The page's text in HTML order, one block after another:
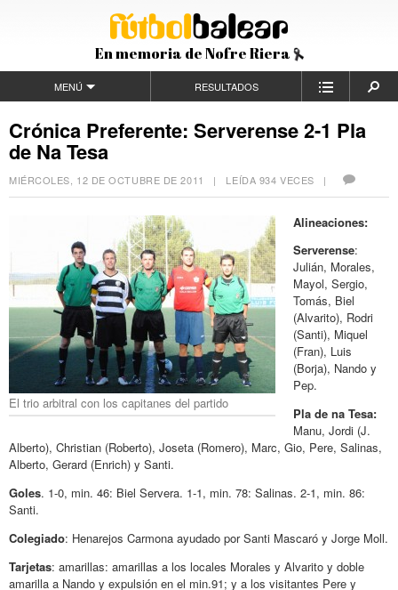
En memoria de Nofre Riera
MENÚ RESULTADOS
Crónica Preferente: Serverense 2-1 Pla
de Na Tesa
MIÉRCOLES, 12 DE OCTUBRE DE 2011 | LEÍDA 934 VECES |
El trio arbitral con los capitanes del partido
Alineaciones:
Serverense:
Julián, Morales,
Mayol, Sergio,
Tomás, Biel
(Alvarito), Rodri
(Santi), Miquel
(Fran), Luis
(Borja), Nando y
Pep.
Pla de na Tesa:
Manu, Jordi (J.
Alberto), Christian (Roberto), Joseta (Romero), Marc, Gio, Pere, Salinas,
Alberto, Gerard (Enrich) y Santi.
Goles. 1-0, min. 46: Biel Servera. 1-1, min. 78: Salinas. 2-1, min. 86:
Santi.
Colegiado: Henarejos Carmona ayudado por Santi Mascaró y Jorge Moll.
Tarjetas: amarillas: amarillas a los locales Morales y Alvarito y doble
amarilla a Nando y expulsión en el min.91; y a los visitantes Pere y